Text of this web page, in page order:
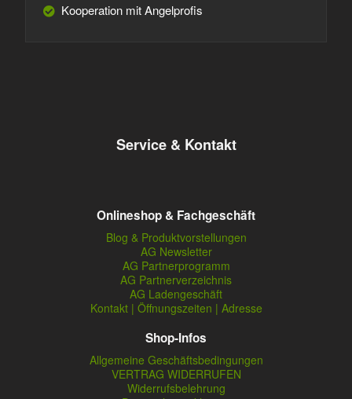
Kooperation mit Angelprofis
Service & Kontakt
Onlineshop & Fachgeschäft
Blog & Produktvorstellungen
AG Newsletter
AG Partnerprogramm
AG Partnerverzeichnis
AG Ladengeschäft
Kontakt | Öffnungszeiten | Adresse
Shop-Infos
Allgemeine Geschäftsbedingungen
VERTRAG WIDERRUFEN
Widerrufsbelehrung